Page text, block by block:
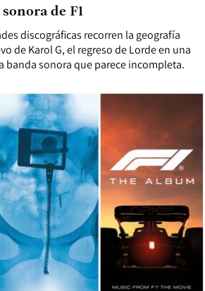
discográficas recorren la geografía
de Karol G, el regreso de Lorde en una
banda sonora que parece incompleta.
de F1